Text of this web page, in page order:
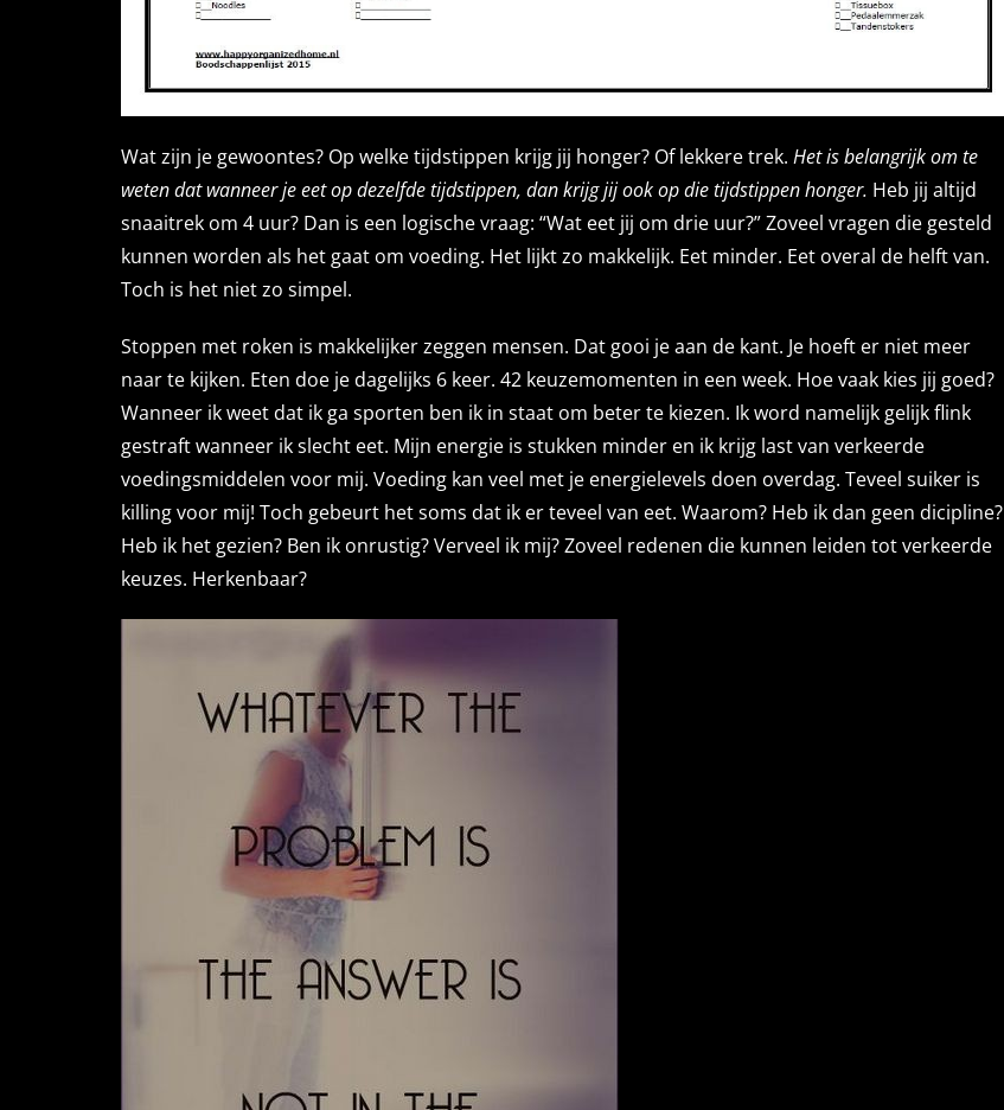
Wat zijn je gewoontes? Op welke tijdstippen krijg jij honger? Of lekkere trek. Het is belangrijk om te
weten dat wanneer je eet op dezelfde tijdstippen, dan krijg jij ook op die tijdstippen honger. Heb jij altijd
snaaitrek om 4 uur? Dan is een logische vraag: “Wat eet jij om drie uur?” Zoveel vragen die gesteld
kunnen worden als het gaat om voeding. Het lijkt zo makkelijk. Eet minder. Eet overal de helft van.
Toch is het niet zo simpel.
Stoppen met roken is makkelijker zeggen mensen. Dat gooi je aan de kant. Je hoeft er niet meer
naar te kijken. Eten doe je dagelijks 6 keer. 42 keuzemomenten in een week. Hoe vaak kies jij goed?
Wanneer ik weet dat ik ga sporten ben ik in staat om beter te kiezen. Ik word namelijk gelijk flink
gestraft wanneer ik slecht eet. Mijn energie is stukken minder en ik krijg last van verkeerde
voedingsmiddelen voor mij. Voeding kan veel met je energielevels doen overdag. Teveel suiker is
killing voor mij! Toch gebeurt het soms dat ik er teveel van eet. Waarom? Heb ik dan geen dicipline?
Heb ik het gezien? Ben ik onrustig? Verveel ik mij? Zoveel redenen die kunnen leiden tot verkeerde
keuzes. Herkenbaar?